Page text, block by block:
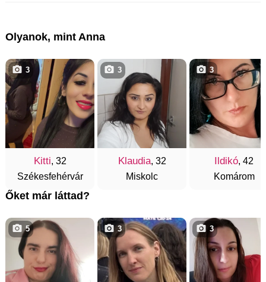
Olyanok, mint Anna
Kitti, 32
Székesfehérvár
3
Klaudia, 32
Miskolc
3
Ildikó, 42
Komárom
3
Őket már láttad?
5 3 3